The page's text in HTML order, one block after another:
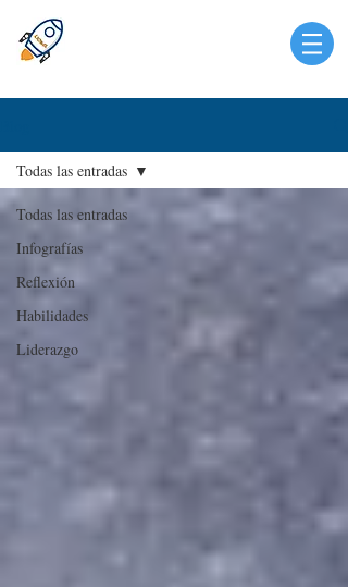
Todas las entradas
Infografías
Reflexión
Habilidades
Liderazgo
Todas las entradas